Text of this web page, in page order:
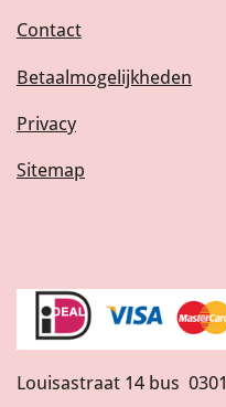
Contact
Betaalmogelijkheden
Privacy
Sitemap
Louisastraat 14 bus 0301